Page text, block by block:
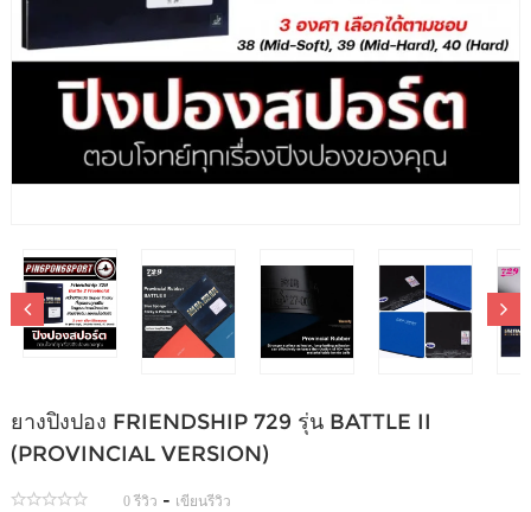
ยางปิงปอง FRIENDSHIP 729 รุ่น BATTLE II
(PROVINCIAL VERSION)
0 รีวิว - เขียนรีวิว